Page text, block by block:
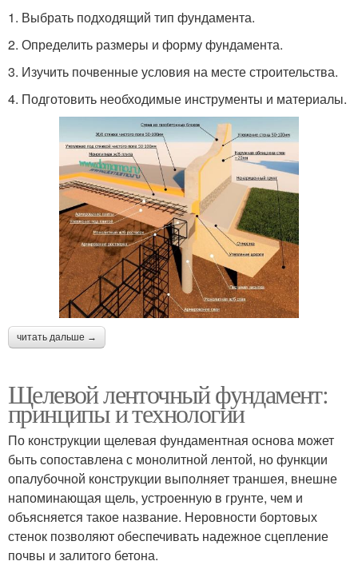
1. Выбрать подходящий тип фундамента.
2. Определить размеры и форму фундамента.
3. Изучить почвенные условия на месте строительства.
4. Подготовить необходимые инструменты и материалы.
читать дальше →
Щелевой ленточный фундамент:
принципы и технологии
По конструкции щелевая фундаментная основа может
быть сопоставлена с монолитной лентой, но функции
опалубочной конструкции выполняет траншея, внешне
напоминающая щель, устроенную в грунте, чем и
объясняется такое название. Неровности бортовых
стенок позволяют обеспечивать надежное сцепление
почвы и залитого бетона.